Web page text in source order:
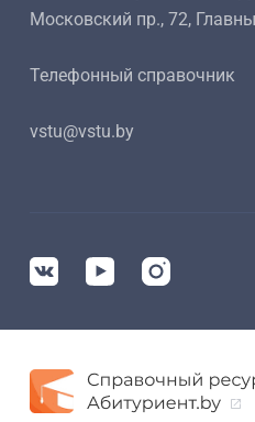
Московский пр., 72,
Телефонный справочник
vstu@vstu.by